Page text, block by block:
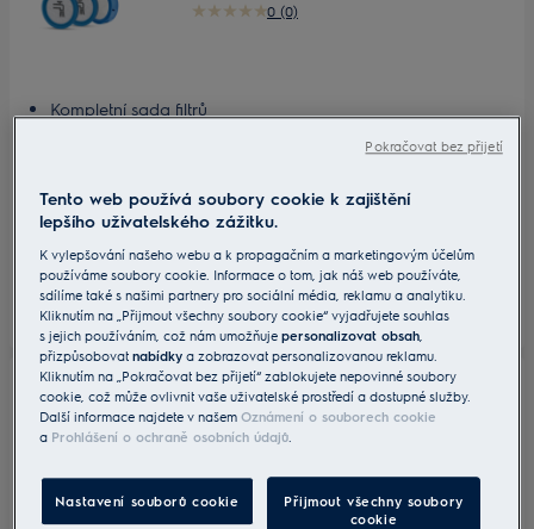
0 (0)
Kompletní sada filtrů
Omyvatelné a opakovaně použitelné filtry
719 Kč
Včetně DPH
Skladem
EF74
Motorový filtr do vysavače
Tento web používá soubory cookie k zajištění
lepšího uživatelského zážitku.
K vylepšování našeho webu a k propagačním a marketingovým účelům
používáme soubory cookie. Informace o tom, jak náš web používáte,
sdílíme také s našimi partnery pro sociální média, reklamu a analytiku.
Kliknutím na „Přijmout všechny soubory cookie“ vyjadřujete souhlas
s jejich používáním, což nám umožňujepersonalizovat obsah
přizpůsobovatnabídky a zobrazovat personalizovanou reklamu.
Kliknutím na „Pokračovat bez přijetí“ zablokujete nepovinné soubory
cookie, což může ovlivnit vaše uživatelské prostředí a dostupné služby.
Další informace najdete v našemOznámení o souborech cookie
a Prohlášení o ochraně osobních údajů
Nastavení souborů cookie
Přijmout všechny soubory
cookie
Pokračovat bez přijetí